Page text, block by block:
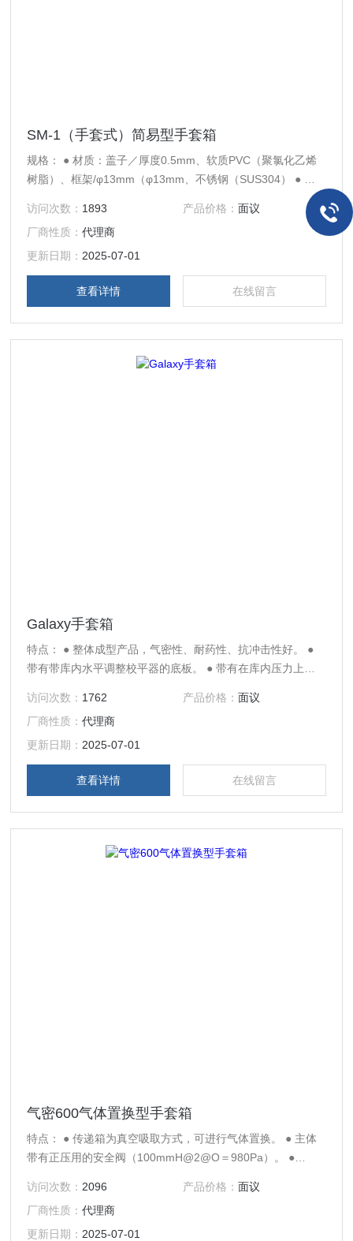
SM-1（手套式）简易型手套箱
规格： ● 材质：盖子／厚度0.5mm、软质PVC（聚氯化乙烯
树脂）、框架/φ13mm（φ13mm、不锈钢（SUS304） ● 重
大号1双（编号 1-8388-01）
访问次数： 1893 产品价格： 面议
厂商性质：代理商
更新日期： 2025-07-01
查看详情 在线留言
Galaxy手套箱
特点： ● 整体成型产品，气密性、耐药性、抗冲击性好。 ●
带有带库内水平调整校平器的底板。 ● 带有在库内压力上升
主体／PE（聚乙烯）、通箱・窗口／透明PMMA（丙烯树
脂）板、阀・真空计安装部／PC（聚碳酸酯） ● 电源线：长
1.8m 带2P插头电源线 附属品: ● 库内荧光灯10W×1盏 ● 手
套箱用手套大×1双（编号 1
访问次数： 1762 产品价格： 面议
厂商性质：代理商
更新日期： 2025-07-01
查看详情 在线留言
气密600气体置换型手套箱
特点： ● 传递箱为真空吸取方式，可进行气体置换。 ● 主体
带有正压用的安全阀（100mmH@2@O＝980Pa）。 ●
氧气监测仪。另外监测仪夹架可进行角度调整。 规格： ● 材
质：主体／透明PMMA（丙烯酸树脂）、 传感器底座／
PMMA（亚克力）10mm厚、阀・真空安装部／PC（聚碳酸
访问次数： 2096 产品价格： 面议
厂商性质：代理商
更新日期： 2025-07-01